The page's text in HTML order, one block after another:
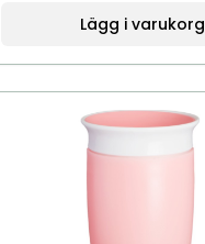
Lägg i varukorg